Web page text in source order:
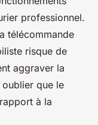
professionnel.
télécommande
risque de
aggraver la
que le
à la